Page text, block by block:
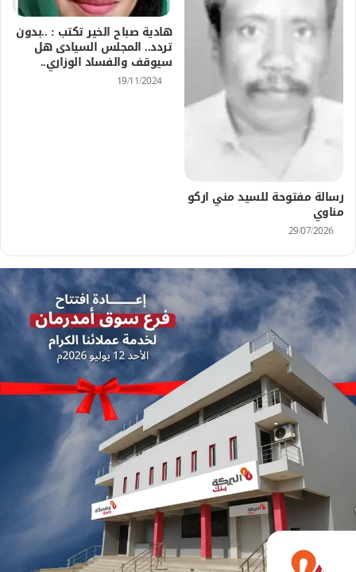
رسالة مفتوحة للسيد مني اركو
مناوي
29/07/2026
هادية صباح الخير تكتب : ..بدون
تردد.. المجلس السيادى هل
سيوقف والفساد الوزاري..
19/11/2024